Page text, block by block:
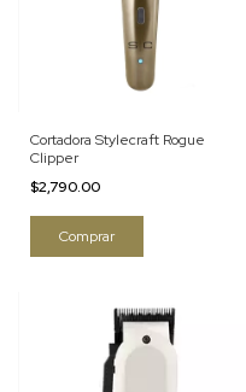
Cortadora Stylecraft Rogue
Clipper
$2,790.00